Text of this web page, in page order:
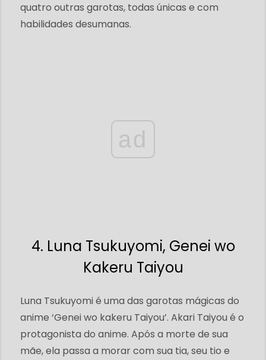
quatro outras garotas, todas únicas e com
habilidades desumanas.
ad
4. Luna Tsukuyomi, Genei wo
Kakeru Taiyou
Luna Tsukuyomi é uma das garotas mágicas do
anime ‘Genei wo kakeru Taiyou’. Akari Taiyou é o
protagonista do anime. Após a morte de sua
mãe, ela passa a morar com sua tia, seu tio e